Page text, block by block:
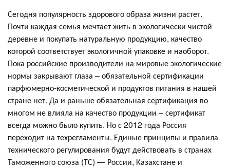
Сегодня популярность здорового образа жизни растет.
Почти каждая семья мечтает жить в экологически чистой
деревне и покупать натуральную продукцию, качество
которой соответствует экологичной упаковке и наоборот.
Пока российские производители на мировые экологические
нормы закрывают глаза – обязательной сертификации
парфюмерно-косметической и продуктов питания в нашей
стране нет. Да и раньше обязательная сертификация во
многом не влияла на качество продукции – сертификат
всегда можно было купить. Но с 2012 года Россия
переходит на техрегламенты. Единые принципы и правила
технического регулирования будут действовать в странах
Таможенного союза (ТС) — России, Казахстане и